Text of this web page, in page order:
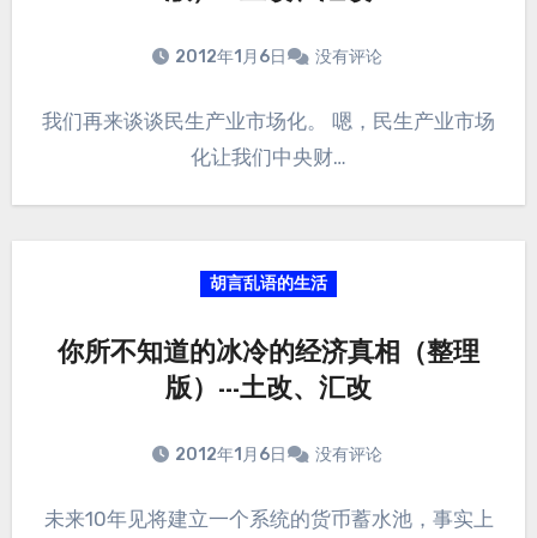
2012年1月6日 没有评论
我们再来谈谈民生产业市场化。 嗯，民生产业市场
化让我们中央财…
胡言乱语的生活
你所不知道的冰冷的经济真相（整理
版）---土改、汇改
2012年1月6日 没有评论
未来10年见将建立一个系统的货币蓄水池，事实上